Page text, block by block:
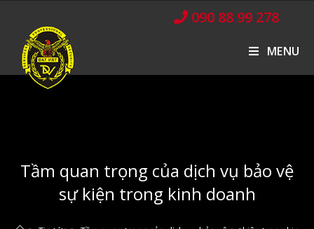
090 88 99 278
MENU
Tầm quan trọng của dịch vụ bảo vệ
sự kiện trong kinh doanh